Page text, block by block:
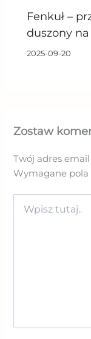
Fenkuł –
duszony
2025-09-20
Zostaw
Twój adres
Wymagane
tutaj..